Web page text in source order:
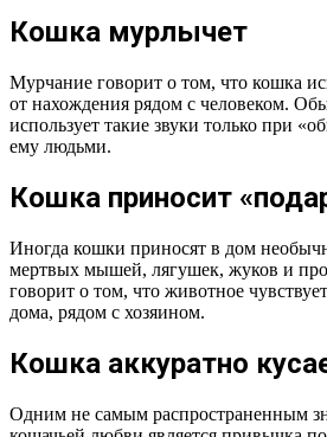
Кошка мурлычет
Мурчание говорит о том, что кошка
от нахождения рядом с человеком.
использует такие звуки только при
ему людьми.
Кошка приносит
Иногда кошки приносят в дом
мертвых мышей, лягушек, жуков и
говорит о том, что животное
дома, рядом с хозяином.
Кошка аккуратно
Одним не самым распространенным